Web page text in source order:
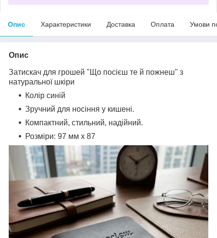
Опис Характеристики Доставка Оплата Умови
Опис
Затискач для грошей "Що посієш те й пожнеш" з
натуральної шкіри
Колір синій
Зручний для носіння у кишені.
Компактний, стильний, надійний.
Розміри: 97 мм х 87